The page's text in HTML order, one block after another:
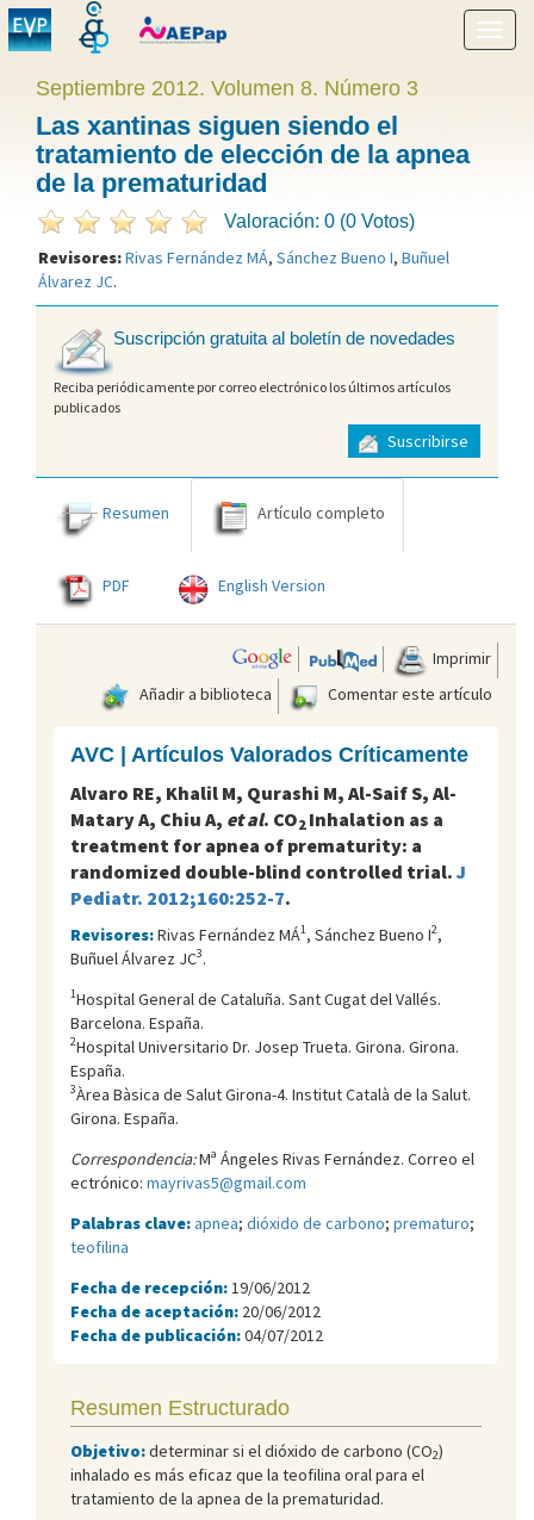
menú
Septiembre 2012. Volumen 8. Número 3
Las xantinas siguen siendo el
tratamiento de elección de la apnea
de la prematuridad
Valoración: 0 (0 Votos)
Revisores:Rivas Fernández MÁ, Sánchez Bueno I, Buñuel
Álvarez JC.
Suscripción gratuita al boletín de novedades
Reciba periódicamente por correo electrónico los últimos artículos
publicados
Suscribirse
Resumen Artículo completo
PDF English Version
Imprimir
Añadir a biblioteca
Comentar este artículo
AVC | Artículos Valorados Críticamente
Alvaro RE, Khalil M, Qurashi M, Al-Saif S, Al-
Matary A, Chiu A, et al. CO2 Inhalation as a
treatment for apnea of prematurity: a
randomized double-blind controlled trial. J
Pediatr. 2012;160:252-7.
Revisores:Rivas Fernández MÁ1, Sánchez Bueno I2,
Buñuel Álvarez JC3.
1Hospital General de Cataluña. Sant Cugat del Vallés.
Barcelona. España.
2Hospital Universitario Dr. Josep Trueta. Girona. Girona.
España.
3Àrea Bàsica de Salut Girona-4. Institut Català de la Salut.
Girona. España.
Correspondencia:Mª Ángeles Rivas Fernández. Correo el
ectrónico: mayrivas5@gmail.com
Palabras clave:apnea; dióxido de carbono; prematuro;
teofilina
Fecha de recepción: 19/06/2012
Fecha de aceptación: 20/06/2012
Fecha de publicación:04/07/2012
Resumen Estructurado
Objetivo:determinar si el dióxido de carbono (CO2)
inhalado es más eficaz que la teofilina oral para el
tratamiento de la apnea de la prematuridad.